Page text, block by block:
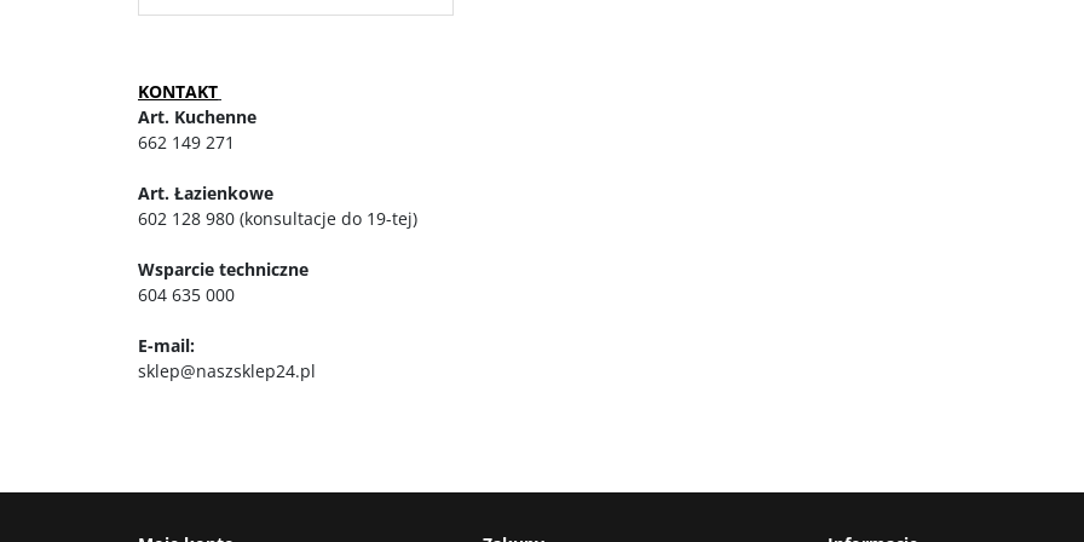
KONTAKT
Art. Kuchenne
662 149 271
Art. Łazienkowe
602 128 980 (konsultacje do 19-tej)
Wsparcie techniczne
604 635 000
E-mail:
sklep@naszsklep24.pl